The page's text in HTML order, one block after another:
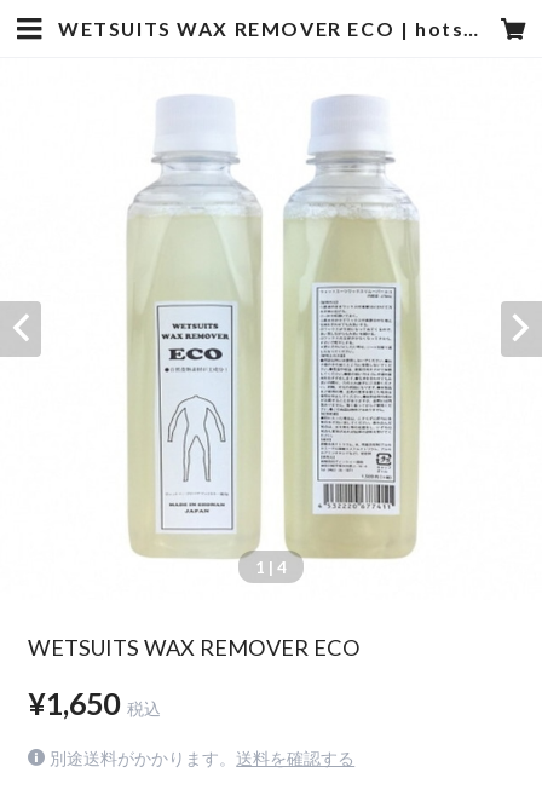
WETSUITS WAX REMOVER ECO | hotstyle TOYOOKA
1 | 4
WETSUITS WAX REMOVER ECO
¥1,650 税込
別途送料がかかります。 送料を確認する